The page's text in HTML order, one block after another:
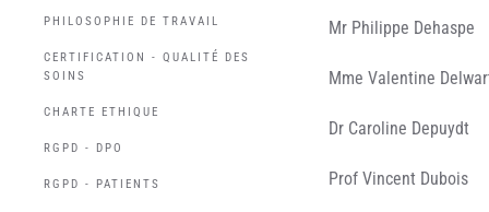
PHILOSOPHIE DE TRAVAIL
CERTIFICATION - QUALITÉ DES
SOINS
CHARTE ETHIQUE
RGPD - DPO
RGPD - PATIENTS
Mr Philippe Dehaspe
Mme Valentine
Dr Caroline Depuydt
Prof Vincent Dubois